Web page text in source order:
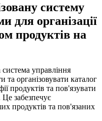
систему
для організації
продуктів на
управління
організовувати каталог
продуктів та пов'язувати
Це забезпечує
продуктів та пов'язаних